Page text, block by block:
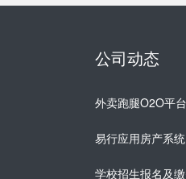
公司动态
易行应用房产系统
学校招生报名及